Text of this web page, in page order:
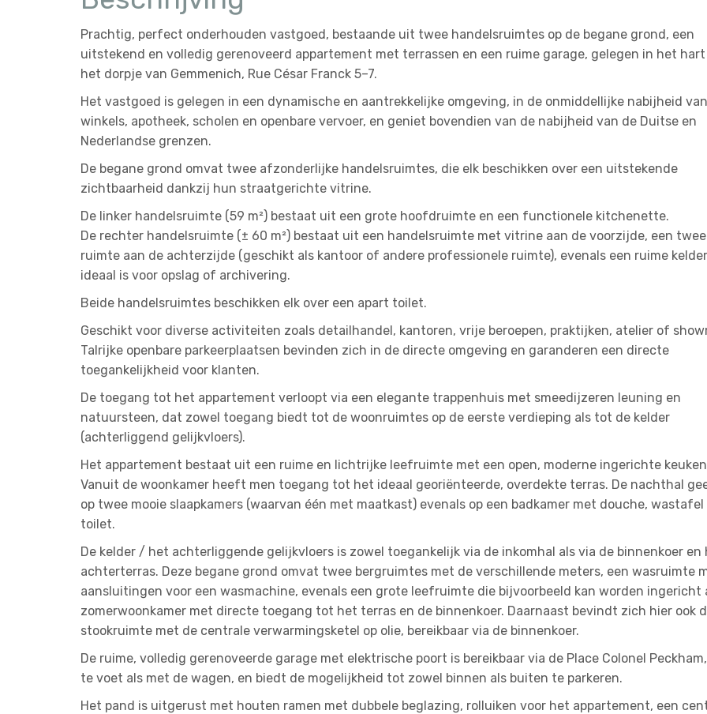
Prachtig, perfect onderhouden vastgoed, bestaande uit twee handelsruimtes op de begane grond, een
uitstekend en volledig gerenoveerd appartement met terrassen en een ruime garage, gelegen in het
het dorpje van Gemmenich, Rue César Franck 5–7.
Het vastgoed is gelegen in een dynamische en aantrekkelijke omgeving, in de onmiddellijke nabijheid van
winkels, apotheek, scholen en openbare vervoer, en geniet bovendien van de nabijheid van de Duitse en
Nederlandse grenzen.
De begane grond omvat twee afzonderlijke handelsruimtes, die elk beschikken over een uitstekende
zichtbaarheid dankzij hun straatgerichte vitrine.
De linker handelsruimte (59 m²) bestaat uit een grote hoofdruimte en een functionele kitchenette.
De rechter handelsruimte (± 60 m²) bestaat uit een handelsruimte met vitrine aan de voorzijde, een
ruimte aan de achterzijde (geschikt als kantoor of andere professionele ruimte), evenals een ruime
ideaal is voor opslag of archivering.
Beide handelsruimtes beschikken elk over een apart toilet.
Geschikt voor diverse activiteiten zoals detailhandel, kantoren, vrije beroepen, praktijken, atelier of
Talrijke openbare parkeerplaatsen bevinden zich in de directe omgeving en garanderen een directe
toegankelijkheid voor klanten.
De toegang tot het appartement verloopt via een elegante trappenhuis met smeedijzeren leuning en
natuursteen, dat zowel toegang biedt tot de woonruimtes op de eerste verdieping als tot de kelder
(achterliggend gelijkvloers).
Het appartement bestaat uit een ruime en lichtrijke leefruimte met een open, moderne ingerichte
Vanuit de woonkamer heeft men toegang tot het ideaal georiënteerde, overdekte terras. De nachthal
op twee mooie slaapkamers (waarvan één met maatkast) evenals op een badkamer met douche, wastafel
toilet.
De kelder / het achterliggende gelijkvloers is zowel toegankelijk via de inkomhal als via de binnenkoer en
achterterras. Deze begane grond omvat twee bergruimtes met de verschillende meters, een wasruimte
aansluitingen voor een wasmachine, evenals een grote leefruimte die bijvoorbeeld kan worden ingericht
zomerwoonkamer met directe toegang tot het terras en de binnenkoer. Daarnaast bevindt zich hier ook
stookruimte met de centrale verwarmingsketel op olie, bereikbaar via de binnenkoer.
De ruime, volledig gerenoveerde garage met elektrische poort is bereikbaar via de Place Colonel
te voet als met de wagen, en biedt de mogelijkheid tot zowel binnen als buiten te parkeren.
Het pand is uitgerust met houten ramen met dubbele beglazing, rolluiken voor het appartement, een